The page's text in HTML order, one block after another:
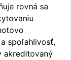
rovná sa
spoľahlivosť,
akreditovaný